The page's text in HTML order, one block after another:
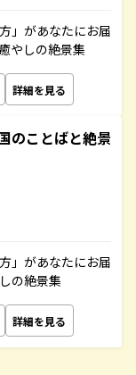
」があなたにお届
やしの絶景集
詳細を見る
のことばと絶景
」があなたにお届
の絶景集
詳細を見る